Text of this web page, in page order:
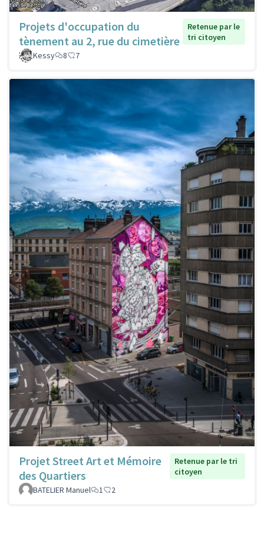
Projets d'occupation du
tènement au 2, rue du cimetière
Retenue par le
tri citoyen
Kessy
8 7
Projet Street Art et Mémoire
des Quartiers
Retenue par le tri
citoyen
BATELIER Manuel
1 2